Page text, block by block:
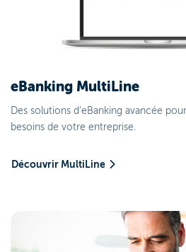
eBanking MultiLine
Des solutions d’eBanking avancée
besoins de votre entreprise.
Découvrir MultiLine